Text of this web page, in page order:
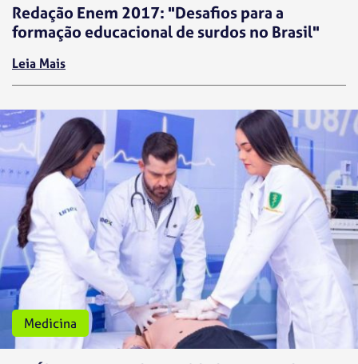
Redação Enem 2017: "Desafios para a
formação educacional de surdos no Brasil"
Leia Mais
Medicina